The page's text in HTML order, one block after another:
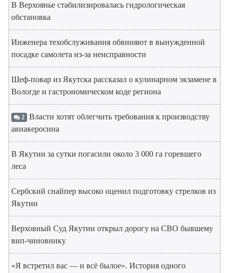
В Верхоянье стабилизировалась гидрологическая
обстановка
Инженера техобслуживания обвиняют в вынужденной
посадке самолета из-за неисправности
Шеф-повар из Якутска рассказал о кулинарном экзамене в
Вологде и гастрономическом коде региона
2 Власти хотят облегчить требования к производству
авиакеросина
В Якутии за сутки погасили около 3 000 га горевшего
леса
Сербский снайпер высоко оценил подготовку стрелков из
Якутии
Верховный Суд Якутии открыл дорогу на СВО бывшему
вип-чиновнику
«Я встретил вас — и всё былое». История одного